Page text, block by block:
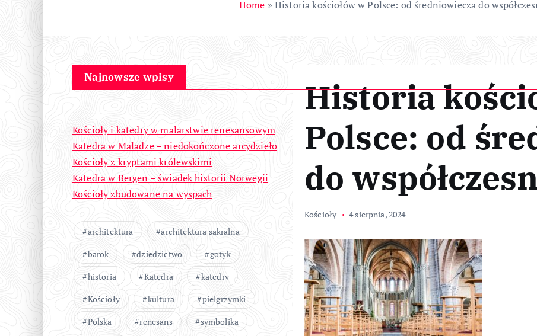
Home »Historia kościołów w Polsce: od średniowiecza do
Najnowsze wpisy
Kościoły i katedry w malarstwie renesansowym
Katedra w Maladze – niedokończone arcydzieło
Kościoły z kryptami królewskimi
Katedra w Bergen – świadek historii Norwegii
Kościoły zbudowane na wyspach
architektura
architektura sakralna
barok
dziedzictwo
gotyk
historia
Katedra
katedry
Kościoły
kultura
pielgrzymki
Polska
renesans
symbolika
Historia
Polsce: od
do
Kościoły 4 sierpnia, 2024